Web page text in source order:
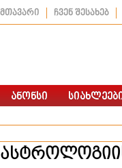
მთავარი ჩვენ შესახებ